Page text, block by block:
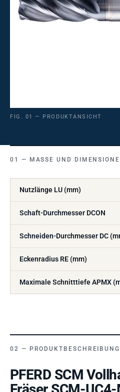
FIG. 01 — PRODUKTANSICHT
MASSE UND DIMENSIONEN
Nutzlänge LU (mm)
Schaft-Durchmesser DCON
Schneiden-Durchmesser DC
Eckenradius RE (mm)
Maximale Schnitttiefe APMX
PRODUKTBESCHREIBUNG
PFERD SCM